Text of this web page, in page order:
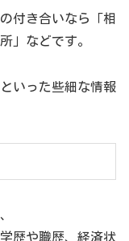
付き合いなら「相
」などです。
いった些細な情報
歴や職歴、経済状